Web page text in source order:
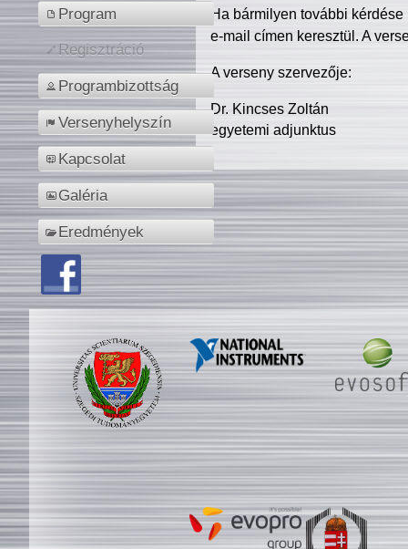
Program
Regisztráció
Programbizottság
Versenyhelyszín
Kapcsolat
Galéria
Eredmények
Ha bármilyen további
e-mail címen keresztül. A
A verseny szervezője:
Dr. Kincses Zoltán
egyetemi adjunktus